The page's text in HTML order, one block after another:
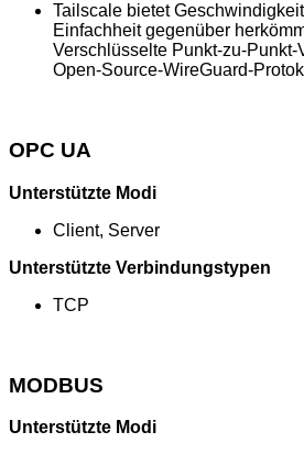
Tailscale bietet
Einfachheit gegenüber
Verschlüsselte Punkt-zu-
Open-Source-WireGuard-
OPC UA
Unterstützte Modi
Client, Server
Unterstützte Verbindungstypen
TCP
MODBUS
Unterstützte Modi